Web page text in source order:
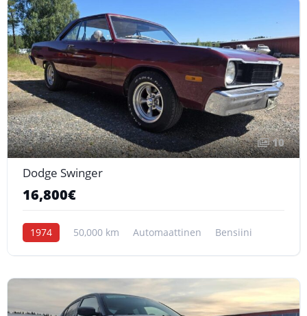
10
Dodge Swinger
16,800€
1974 50,000 km Automaattinen Bensiini